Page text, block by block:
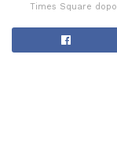
Times Square